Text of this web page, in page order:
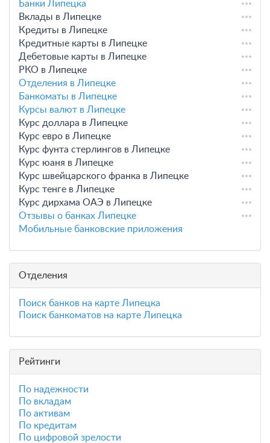
Банки Липецка
Вклады в Липецке
Кредиты в Липецке
Кредитные карты в Липецке
Дебетовые карты в Липецке
РКО в Липецке
Отделения в Липецке
Банкоматы в Липецке
Курсы валют в Липецке
Курс доллара в Липецке
Курс евро в Липецке
Курс фунта стерлингов в Липецке
Курс юаня в Липецке
Курс швейцарского франка в Липецке
Курс тенге в Липецке
Курс дирхама ОАЭ в Липецке
Отзывы о банках Липецке
Мобильные банковские приложения
Отделения
Поиск банков на карте Липецка
Поиск банкоматов на карте Липецка
Рейтинги
По надежности
По вкладам
По активам
По кредитам
По цифровой зрелости